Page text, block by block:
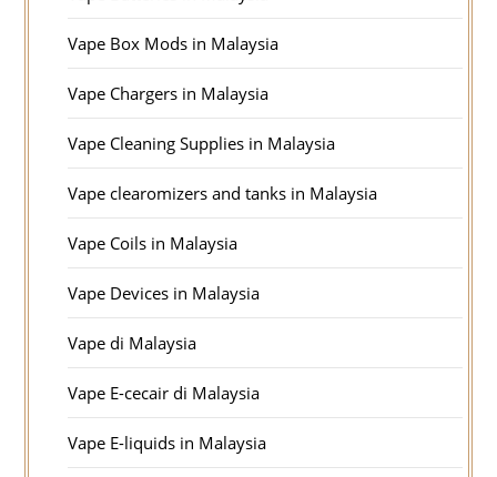
Vape Box Mods in Malaysia
Vape Chargers in Malaysia
Vape Cleaning Supplies in Malaysia
Vape clearomizers and tanks in Malaysia
Vape Coils in Malaysia
Vape Devices in Malaysia
Vape di Malaysia
Vape E-cecair di Malaysia
Vape E-liquids in Malaysia